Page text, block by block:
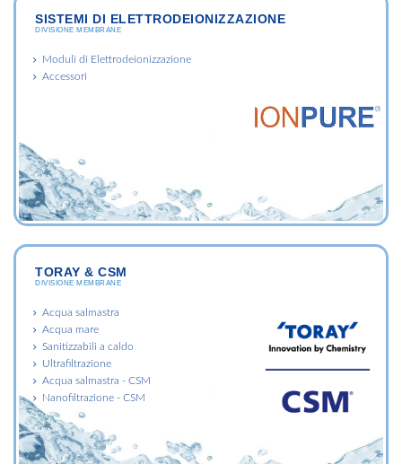
SISTEMI DI ELETTRODEIONIZZAZIONE
DIVISIONE MEMBRANE
Moduli di Elettrodeionizzazione
Accessori
TORAY & CSM
DIVISIONE MEMBRANE
Acqua salmastra
Acqua mare
Sanitizzabili a caldo
Ultrafiltrazione
Acqua salmastra - CSM
Nanofiltrazione - CSM